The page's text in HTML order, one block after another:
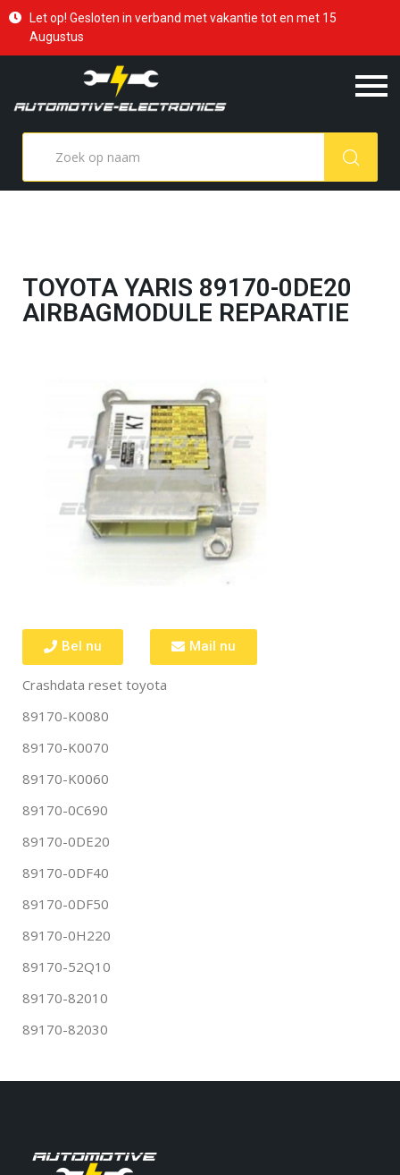
Let op! Gesloten in verband met vakantie tot en met 15
Augustus
TOYOTA YARIS 89170-0DE20
AIRBAGMODULE REPARATIE
Bel nu Mail nu
Crashdata reset toyota
89170-K0080
89170-K0070
89170-K0060
89170-0C690
89170-0DE20
89170-0DF40
89170-0DF50
89170-0H220
89170-52Q10
89170-82010
89170-82030